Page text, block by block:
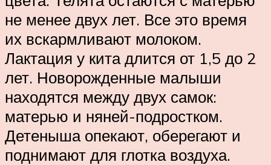
не менее двух лет. Все это время
их вскармливают молоком.
Лактация у кита длится от 1,5 до 2
лет. Новорожденные малыши
находятся между двух самок:
матерью и няней-подростком.
Детеныша опекают, оберегают и
поднимают для глотка воздуха.